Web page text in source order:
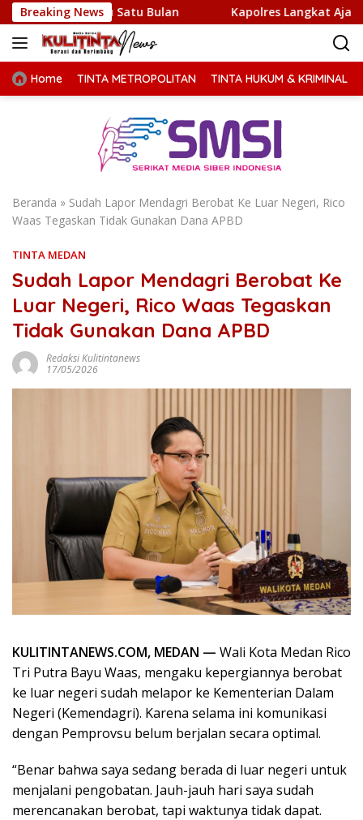
Langsung
ke
konten
Breaking News
Satu Bulan Kapolres Langkat Ajak Warga
Home TINTA METROPOLITAN TINTA HUKUM & KRIMINAL
Beranda » Sudah Lapor Mendagri Berobat Ke Luar Negeri, Rico
Waas Tegaskan Tidak Gunakan Dana APBD
TINTA MEDAN
Sudah Lapor Mendagri Berobat Ke
Luar Negeri, Rico Waas Tegaskan
Tidak Gunakan Dana APBD
Redaksi Kulitintanews
17/05/2026
KULITINTANEWS.COM, MEDAN — Wali Kota Medan Rico
Tri Putra Bayu Waas, mengaku kepergiannya berobat
ke luar negeri sudah melapor ke Kementerian Dalam
Negeri (Kemendagri). Karena selama ini komunikasi
dengan Pemprovsu belum berjalan secara optimal.
“Benar bahwa saya sedang berada di luar negeri untuk
menjalani pengobatan. Jauh-jauh hari saya sudah
merencanakan berobat, tapi waktunya tidak dapat.